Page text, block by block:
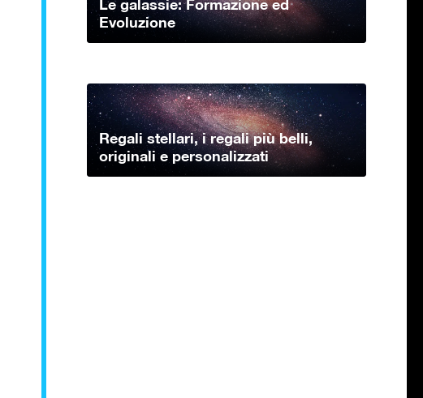
Le galassie: Formazione ed
Evoluzione
Regali stellari, i regali più belli,
originali e personalizzati